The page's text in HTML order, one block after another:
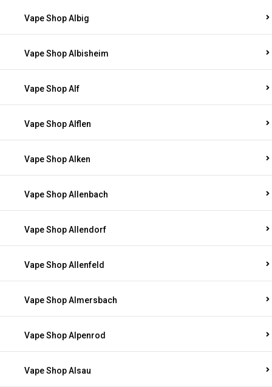
Vape Shop Albig
Vape Shop Albisheim
Vape Shop Alf
Vape Shop Alflen
Vape Shop Alken
Vape Shop Allenbach
Vape Shop Allendorf
Vape Shop Allenfeld
Vape Shop Almersbach
Vape Shop Alpenrod
Vape Shop Alsau